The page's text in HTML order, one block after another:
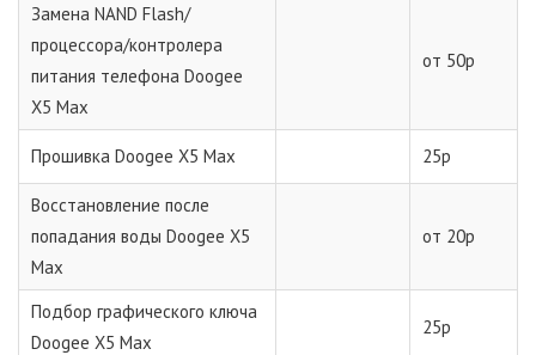
Замена NAND Flash/
процессора/контролера
питания телефона Doogee
X5 Max
от 50р
Прошивка Doogee X5 Max 25р
Восстановление после
попадания воды Doogee X5
Max
от 20р
Подбор графического ключа
Doogee X5 Max
25р